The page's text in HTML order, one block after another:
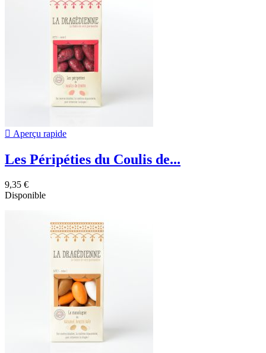
 Aperçu rapide
Les Péripéties du Coulis de...
9,35 €
Disponible